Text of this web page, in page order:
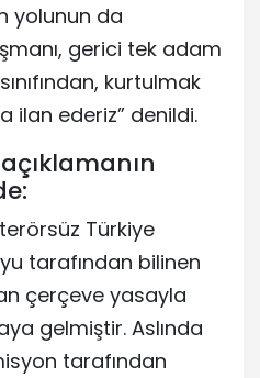
yolunun da
gerici tek adam
kurtulmak
ilan ederiz” denildi.
Türkiye
tarafından bilinen
çerçeve yasayla
gelmiştir. Aslında
tarafından